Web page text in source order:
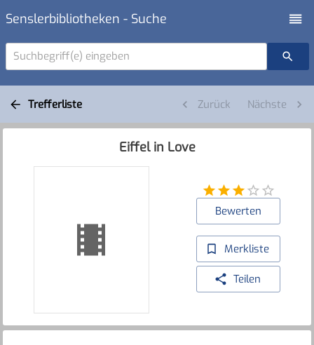
Senslerbibliotheken - Suche
Suchbegriff(e) eingeben
Trefferliste Zurück Nächste
Eiffel in Love
Bewerten
Merkliste
Teilen